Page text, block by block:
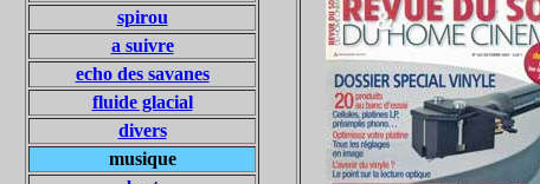
spirou
a suivre
echo des savanes
fluide glacial
divers
musique